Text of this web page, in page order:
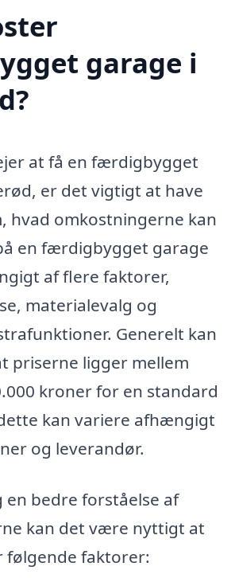
garage i
at få en færdigbygget
er det vigtigt at have
hvad omkostningerne kan
en færdigbygget garage
af flere faktorer,
materialevalg og
Generelt kan
priserne ligger mellem
kroner for en standard
kan variere afhængigt
og leverandør.
en bedre forståelse af
kan det være nyttigt at
følgende faktorer: